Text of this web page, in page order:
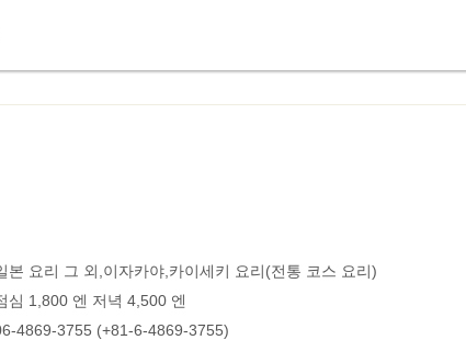
본 요리 그 외,이자카야,카이세키 요리(전통 코스 요리)
심 1,800 엔 저녁 4,500 엔
4869-3755 (+81-6-4869-3755)